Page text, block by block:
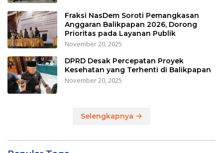
Fraksi NasDem Soroti Pemangkasan
Anggaran Balikpapan 2026, Dorong
Prioritas pada Layanan Publik
November 20, 2025
DPRD Desak Percepatan Proyek
Kesehatan yang Terhenti di Balikpapan
November 20, 2025
Selengkapnya